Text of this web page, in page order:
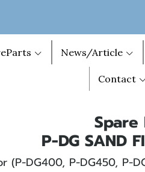
News/Article
Contact
Spare
P-DG SAND
(P-DG400, P-DG450, P-